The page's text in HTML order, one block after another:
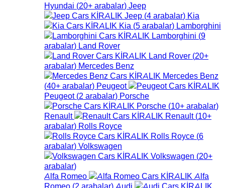
Hyundai (20+ arabalar) Jeep
Jeep (4 arabalar) Kia
Kia (5 arabalar) Lamborghini
Lamborghini (9
arabalar) Land Rover
Land Rover (20+
arabalar) Mercedes Benz
Mercedes Benz
(40+ arabalar) Peugeot
Peugeot (2 arabalar) Porsche
Porsche (10+ arabalar)
Renault
Renault (10+
arabalar) Rolls Royce
Rolls Royce (6
arabalar) Volkswagen
Volkswagen (20+
arabalar)
Alfa Romeo
Alfa